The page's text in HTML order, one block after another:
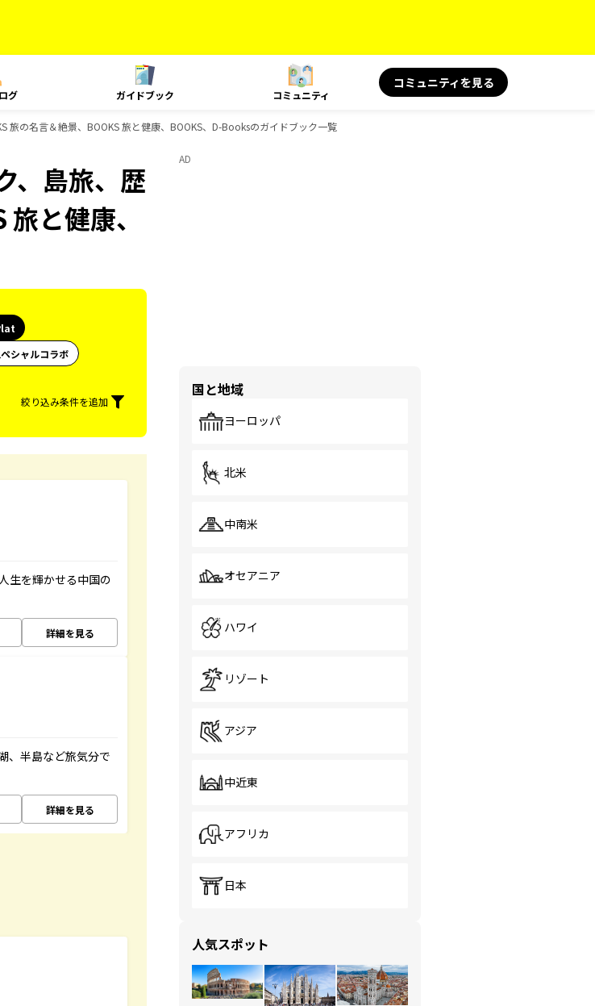
グ ガイドブック コミュニティ
コミュニティを見る
の名言＆絶景、BOOKS 旅と健康、BOOKS、D-Booksのガイドブック一覧
、島旅、歴
と健康、
シャルコラボ
絞り込み条件を追加
生を輝かせる中国の
詳細を見る
、半島など旅気分で
詳細を見る
AD
国と地域
ヨーロッパ
北米
中南米
オセアニア
ハワイ
リゾート
アジア
中近東
アフリカ
日本
人気スポット